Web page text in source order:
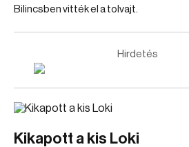
Bilincsben vitték el a tolvajt.
Hirdetés
Kikapott a kis Loki